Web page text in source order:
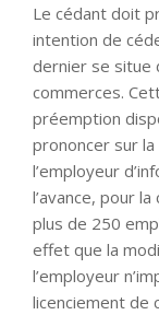
Le cédant doit
intention de
dernier se situe
commerces.
préemption
prononcer sur
l’employeur
l’avance, pour
plus de 250
effet que la
l’employeur
licenciement de